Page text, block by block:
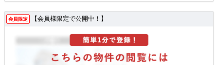
会員限定 【会員様限定で公開中！】